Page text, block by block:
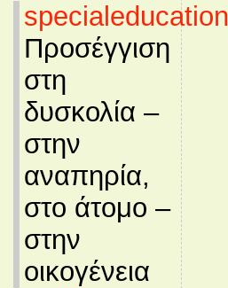
Προσέγγιση
στη
δυσκολία –
στην
αναπηρία,
στο άτομο –
στην
οικογένεια